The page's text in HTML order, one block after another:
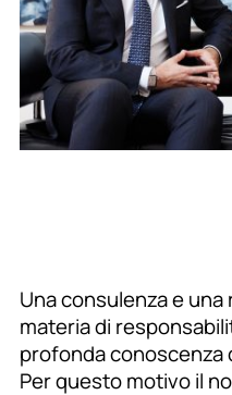
Una consulenza e
materia di
profonda
Per questo motivo il